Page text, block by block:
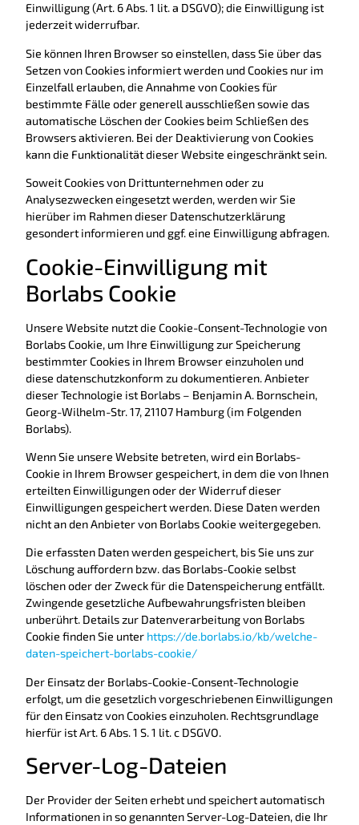
Einwilligung (Art. 6 Abs. 1 lit. a DSGVO); die Einwilligung ist
jederzeit widerrufbar.
Sie können Ihren Browser so einstellen, dass Sie über das
Setzen von Cookies informiert werden und Cookies nur im
Einzelfall erlauben, die Annahme von Cookies für
bestimmte Fälle oder generell ausschließen sowie das
automatische Löschen der Cookies beim Schließen des
Browsers aktivieren. Bei der Deaktivierung von Cookies
kann die Funktionalität dieser Website eingeschränkt sein.
Soweit Cookies von Drittunternehmen oder zu
Analysezwecken eingesetzt werden, werden wir Sie
hierüber im Rahmen dieser Datenschutzerklärung
gesondert informieren und ggf. eine Einwilligung abfragen.
Cookie-Einwilligung mit
Borlabs Cookie
Unsere Website nutzt die Cookie-Consent-Technologie von
Borlabs Cookie, um Ihre Einwilligung zur Speicherung
bestimmter Cookies in Ihrem Browser einzuholen und
diese datenschutzkonform zu dokumentieren. Anbieter
dieser Technologie ist Borlabs – Benjamin A. Bornschein,
Georg-Wilhelm-Str. 17, 21107 Hamburg (im Folgenden
Borlabs).
Wenn Sie unsere Website betreten, wird ein Borlabs-
Cookie in Ihrem Browser gespeichert, in dem die von Ihnen
erteilten Einwilligungen oder der Widerruf dieser
Einwilligungen gespeichert werden. Diese Daten werden
nicht an den Anbieter von Borlabs Cookie weitergegeben.
Die erfassten Daten werden gespeichert, bis Sie uns zur
Löschung auffordern bzw. das Borlabs-Cookie selbst
löschen oder der Zweck für die Datenspeicherung entfällt.
Zwingende gesetzliche Aufbewahrungsfristen bleiben
unberührt. Details zur Datenverarbeitung von Borlabs
Cookie finden Sie unter https://de.borlabs.io/kb/welche-
daten-speichert-borlabs-cookie/
Der Einsatz der Borlabs-Cookie-Consent-Technologie
erfolgt, um die gesetzlich vorgeschriebenen Einwilligungen
für den Einsatz von Cookies einzuholen. Rechtsgrundlage
hierfür ist Art. 6 Abs. 1 S. 1 lit. c DSGVO.
Server-Log-Dateien
Der Provider der Seiten erhebt und speichert automatisch
Informationen in so genannten Server-Log-Dateien, die Ihr